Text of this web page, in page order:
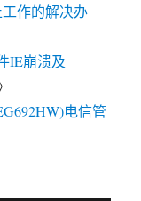
工作的解决办
IE崩溃及
电信管